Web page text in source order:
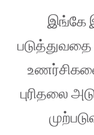
இங்கே
புரிதலை